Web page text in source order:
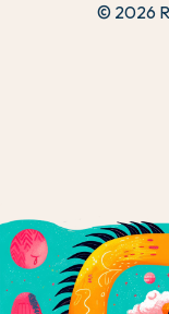
© 2026